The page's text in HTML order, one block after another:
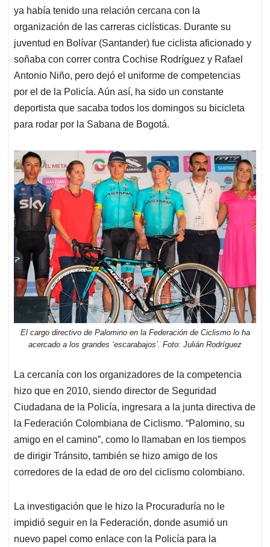
ya había tenido una relación cercana con la
organización de las carreras ciclísticas. Durante su
juventud en Bolívar (Santander) fue ciclista aficionado y
soñaba con correr contra Cochise Rodríguez y Rafael
Antonio Niño, pero dejó el uniforme de competencias
por el de la Policía. Aún así, ha sido un constante
deportista que sacaba todos los domingos su bicicleta
para rodar por la Sabana de Bogotá.
El cargo directivo de Palomino en la Federación de Ciclismo lo ha
acercado a los grandes ‘escarabajos’. Foto: Julián Rodríguez
La cercanía con los organizadores de la competencia
hizo que en 2010, siendo director de Seguridad
Ciudadana de la Policía, ingresara a la junta directiva de
la Federación Colombiana de Ciclismo. “Palomino, su
amigo en el camino”, como lo llamaban en los tiempos
de dirigir Tránsito, también se hizo amigo de los
corredores de la edad de oro del ciclismo colombiano.
La investigación que le hizo la Procuraduría no le
impidió seguir en la Federación, donde asumió un
nuevo papel como enlace con la Policía para la